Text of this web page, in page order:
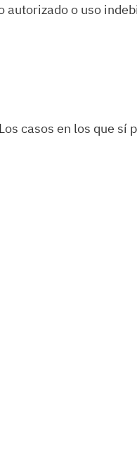
o uso
casos en los que sí